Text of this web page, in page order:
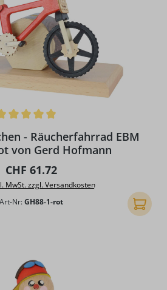
- Räucherfahrrad EBM
von Gerd Hofmann
Regulärer Preis:
CHF 61.72
MwSt. zzgl. Versandkosten
Art-Nr: GH88-1-rot In den